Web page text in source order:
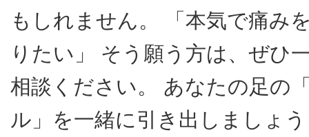
もしれません。 「本気で痛み
りたい」 そう願う方は、ぜひ
相談ください。 あなたの足の
ル」を一緒に引き出しましょ